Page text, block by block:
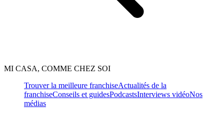
MI CASA, COMME CHEZ SOI
Trouver la meilleure franchiseActualités de la
franchiseConseils et guidesPodcastsInterviews vidéoNos
médias